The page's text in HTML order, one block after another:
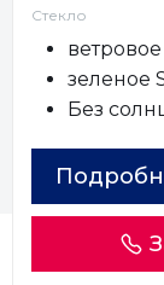
Стекло
ветровое
зеленое
Без